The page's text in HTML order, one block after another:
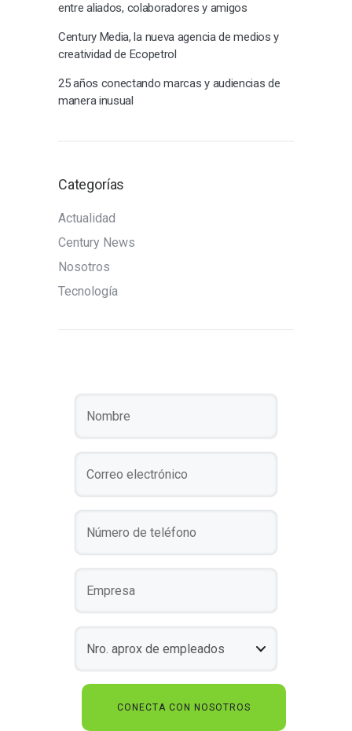
entre aliados, colaboradores y amigos
Century Media, la nueva agencia de medios y
creatividad de Ecopetrol
25 años conectando marcas y audiencias de
manera inusual
Categorías
Actualidad
Century News
Nosotros
Tecnología